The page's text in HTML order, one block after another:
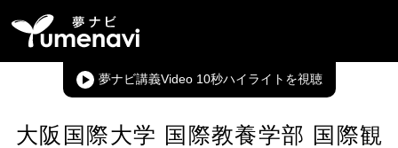
夢ナビ講義Video 10秒ハイライト
大阪国際大学 国際教養学部 国際観